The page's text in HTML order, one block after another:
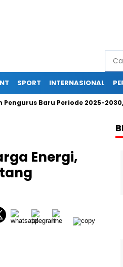
SPORT INTERNASIONAL
Baru Periode 2025-2030,
Energi,